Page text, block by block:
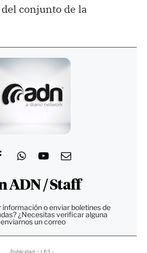
conjunto de la
ADN / Staff
o enviar boletines de
¿Necesitas verificar alguna
un correo
Publicidad - LB3 -